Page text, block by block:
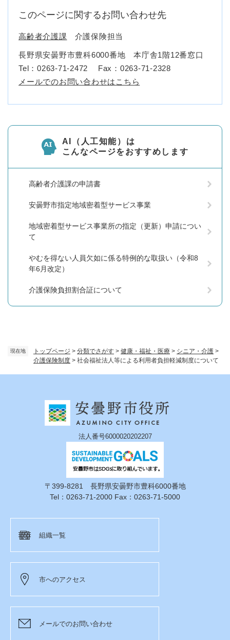
現在地 トップページ > 分類でさがす > 健康・福祉・医療 > シニア・介護 >
介護保険制度 > 社会福祉法人等による利用者負担軽減制度について
このページに関するお問い合わせ先
高齢者介護課 介護保険担当
長野県安曇野市豊科6000番地 本庁舎1階12番窓口
Tel：0263-71-2472
Fax：0263-71-2328
メールでのお問い合わせはこちら
AI（人工知能）は
こんなページをおすすめします
高齢者介護課の申請書
安曇野市指定地域密着型サービス事業
地域密着型サービス事業所の指定（更新）申請につい
て
やむを得ない人員欠如に係る特例的な取扱い（令和8
年6月改定）
介護保険負担割合証について
法人番号6000020202207
〒399-8281 長野県安曇野市豊科6000番地
Tel：0263-71-2000 Fax：0263-71-5000
組織一覧
市へのアクセス
メールでのお問い合わせ